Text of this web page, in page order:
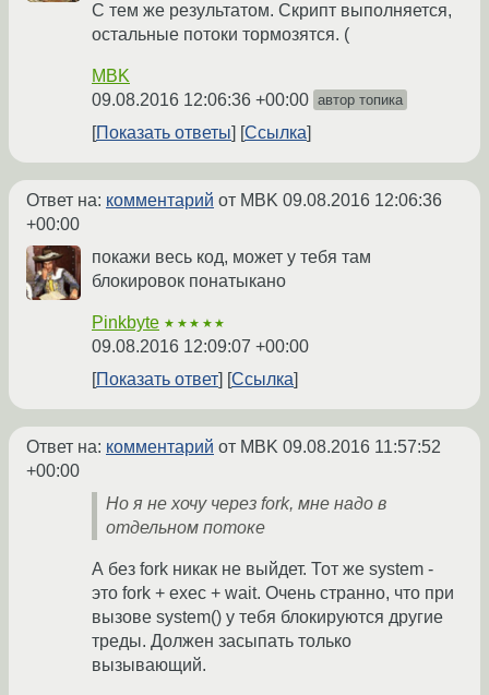
С тем же результатом. Скрипт выполняется,
остальные потоки тормозятся. (
MBK
09.08.2016 12:06:36 +00:00 автор топика
Показать ответы Ссылка
Ответ на: комментарий от MBK 09.08.2016 12:06:36
+00:00
покажи весь код, может у тебя там
блокировок понатыкано
Pinkbyte ★★★★★
09.08.2016 12:09:07 +00:00
Показать ответ
Ссылка
Ответ на: комментарий от MBK 09.08.2016 11:57:52
+00:00
Но я не хочу через fork, мне надо в
отдельном потоке
А без fork никак не выйдет. Тот же system -
это fork + exec + wait. Очень странно, что при
вызове system() у тебя блокируются другие
треды. Должен засыпать только
вызывающий.